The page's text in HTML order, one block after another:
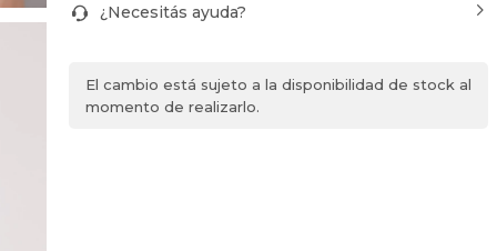
¿Necesitás ayuda?
El cambio está sujeto a la disponibilidad de stock al
momento de realizarlo.